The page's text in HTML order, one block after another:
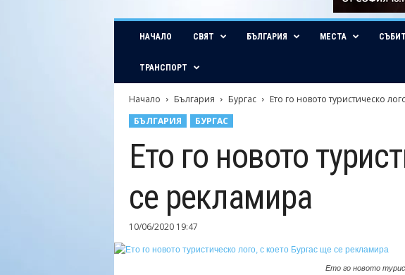
i
b
о
НАЧАЛО СВЯТ БЪЛГАРИЯ МЕСТА
ТРАНСПОРТ
Начало България Бургас
Ето го новото туристическо
БЪЛГАРИЯ
БУРГАС
Ето го новото
се рекламира
10/06/2020 19:47
Ето го новото